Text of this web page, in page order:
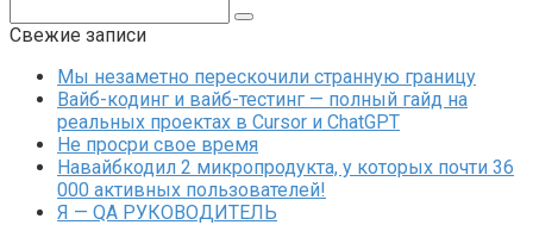
Свежие записи
Мы незаметно перескочили странную границу
Вайб-кодинг и вайб-тестинг — полный гайд на
реальных проектах в Cursor и ChatGPT
Не просри свое время
Навайбкодил 2 микропродукта, у которых почти 36
000 активных пользователей!
Я — QA РУКОВОДИТЕЛЬ